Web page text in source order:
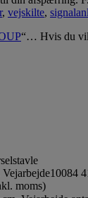
, vejskilte,
“… Hvis du
10084
moms)